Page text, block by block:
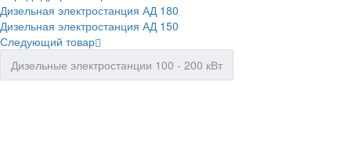
Дизельная электростанция АД 180
Дизельная электростанция АД 150
Следующий товар
Дизельные электростанции 100 - 200 кВт